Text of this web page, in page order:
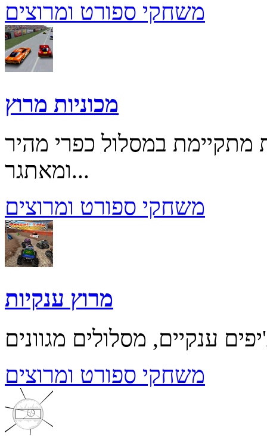
משחקי ספורט ומרוצים
מכוניות מרוץ
מתקיימת במסלול כפרי מהיר
ומאתגר...
משחקי ספורט ומרוצים
מרוץ ענקיות
משחקי ספורט ומרוצים